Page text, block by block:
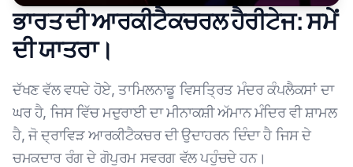
ਭਾਰਤ ਦੀ ਆਰਕੀਟੈਕਚਰਲ ਹੈਰੀਟੇਜ: ਸਮੇਂ
ਦੀ ਯਾਤਰਾ।
ਦੱਖਣ ਵੱਲ ਵਧਦੇ ਹੋਏ, ਤਾਮਿਲਨਾਡੂ ਵਿਸਤ੍ਰਿਤ ਮੰਦਰ ਕੰਪਲੈਕਸਾਂ ਦਾ
ਘਰ ਹੈ, ਜਿਸ ਵਿੱਚ ਮਦੁਰਾਈ ਦਾ ਮੀਨਾਕਸ਼ੀ ਅੱਮਾਨ ਮੰਦਿਰ ਵੀ ਸ਼ਾਮਲ
ਹੈ, ਜੋ ਦ੍ਰਾਵਿੜ ਆਰਕੀਟੈਕਚਰ ਦੀ ਉਦਾਹਰਨ ਦਿੰਦਾ ਹੈ ਜਿਸ ਦੇ
ਚਮਕਦਾਰ ਰੰਗ ਦੇ ਗੋਪੁਰਮ ਸਵਰਗ ਵੱਲ ਪਹੁੰਚਦੇ ਹਨ।